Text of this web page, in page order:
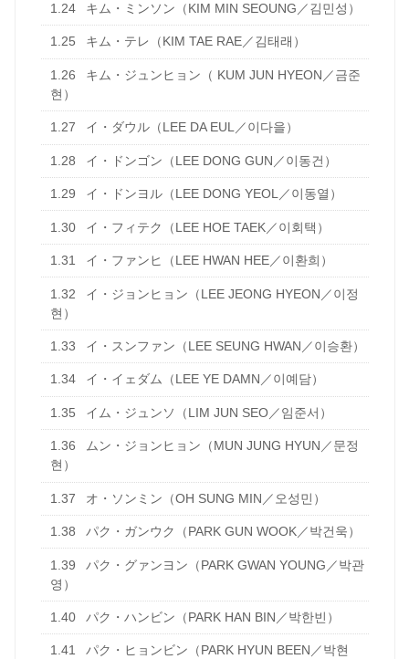
1.24 キム・ミンソン（KIM MIN SEOUNG／김민성）
1.25 キム・テレ（KIM TAE RAE／김태래）
1.26
キム・ジュンヒョン（ KUM JUN HYEON／금준
현）
1.27 イ・ダウル（LEE DA EUL／이다을）
1.28 イ・ドンゴン（LEE DONG GUN／이동건）
1.29 イ・ドンヨル（LEE DONG YEOL／이동열）
1.30 イ・フィテク（LEE HOE TAEK／이회택）
1.31 イ・ファンヒ（LEE HWAN HEE／이환희）
1.32
イ・ジョンヒョン（LEE JEONG HYEON／이정
현）
1.33 イ・スンファン（LEE SEUNG HWAN／이승환）
1.34 イ・イェダム（LEE YE DAMN／이예담）
1.35 イム・ジュンソ（LIM JUN SEO／임준서）
1.36
ムン・ジョンヒョン（MUN JUNG HYUN／문정
현）
1.37 オ・ソンミン（OH SUNG MIN／오성민）
1.38 パク・ガンウク（PARK GUN WOOK／박건욱）
1.39
パク・グァンヨン（PARK GWAN YOUNG／박관
영）
1.40 パク・ハンビン（PARK HAN BIN／박한빈）
1.41
パク・ヒョンビン（PARK HYUN BEEN／박현